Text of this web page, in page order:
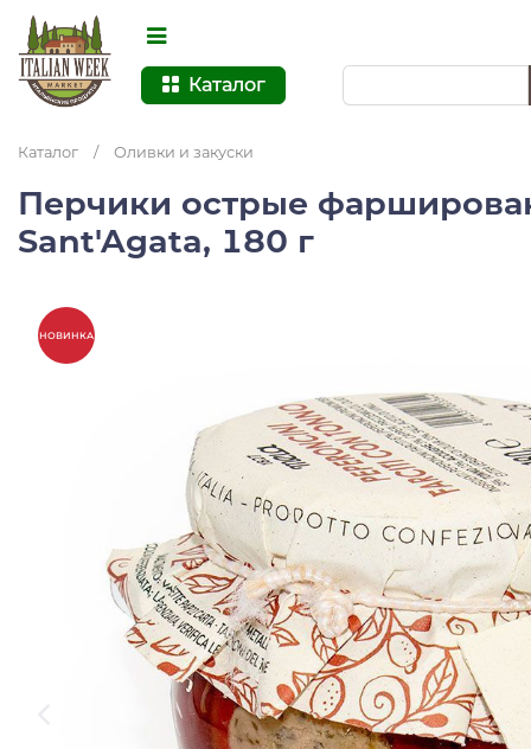
Каталог
Каталог / Оливки и закуски
Перчики острые
Sant'Agata, 180 г
НОВИНКА